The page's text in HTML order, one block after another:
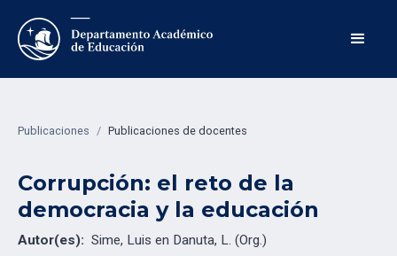
Publicaciones / Publicaciones de docentes
Corrupción: el reto de la
democracia y la educación
Autor(es): Sime, Luis en Danuta, L. (Org.)